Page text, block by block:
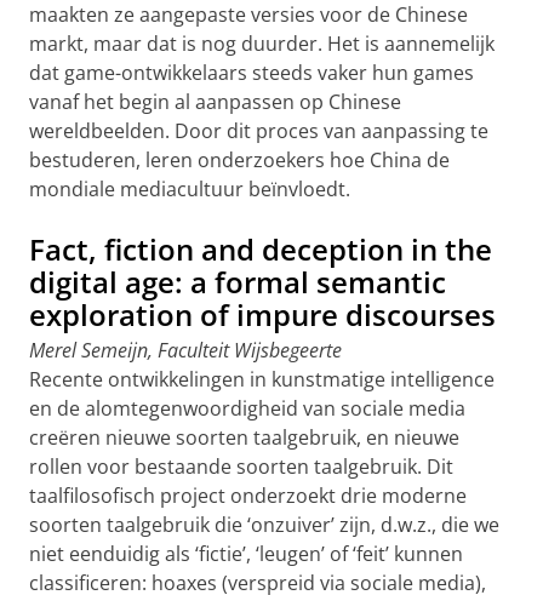
maakten ze aangepaste versies voor de Chinese
markt, maar dat is nog duurder. Het is aannemelijk
dat game-ontwikkelaars steeds vaker hun games
vanaf het begin al aanpassen op Chinese
wereldbeelden. Door dit proces van aanpassing te
bestuderen, leren onderzoekers hoe China de
mondiale mediacultuur beïnvloedt.
Fact, fiction and deception in the
digital age: a formal semantic
exploration of impure discourses
Merel Semeijn, Faculteit Wijsbegeerte
Recente ontwikkelingen in kunstmatige intelligence
en de alomtegenwoordigheid van sociale media
creëren nieuwe soorten taalgebruik, en nieuwe
rollen voor bestaande soorten taalgebruik. Dit
taalfilosofisch project onderzoekt drie moderne
soorten taalgebruik die ‘onzuiver’ zijn, d.w.z., die we
niet eenduidig als ‘fictie’, ‘leugen’ of ‘feit’ kunnen
classificeren: hoaxes (verspreid via sociale media),